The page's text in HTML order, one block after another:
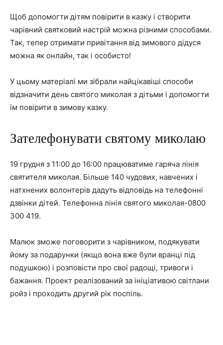
Щоб допомогти дітям повірити в казку і створити
чарівний святковий настрій можна різними способами.
Так, тепер отримати привітання від зимового дідуся
можна як онлайн, так і особисто!
У цьому матеріалі ми зібрали найцікавіші способи
відзначити день святого миколая з дітьми і допомогти
їм повірити в зимову казку.
Зателефонувати святому миколаю
19 грудня з 11:00 до 16:00 працюватиме гаряча лінія
святителя миколая. Більше 140 чудових, навчених і
натхнених волонтерів дадуть відповідь на телефонні
дзвінки дітей. Телефонна лінія святого миколая-0800
300 419.
Малюк зможе поговорити з чарівником, подякувати
йому за подарунки (якщо вона вже були вранці під
подушкою) і розповісти про свої радощі, тривоги і
бажання. Проект реалізований за ініціативою світлани
ройз і проходить другий рік поспіль.